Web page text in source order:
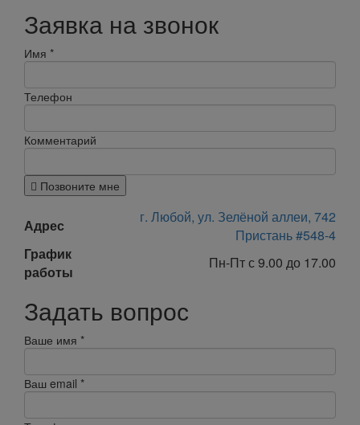
Заявка на звонок
Имя *
Телефон
Комментарий
Позвоните мне
Адрес
г. Любой, ул. Зелёной аллеи, 742
Пристань #548-4
График
работы
Пн-Пт с 9.00 до 17.00
Задать вопрос
Ваше имя *
Ваш email *